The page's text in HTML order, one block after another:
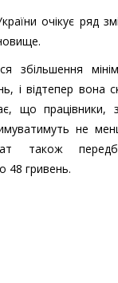
очікує ряд
збільшення
і відтепер вона
що працівники,
не
також
48 гривень.